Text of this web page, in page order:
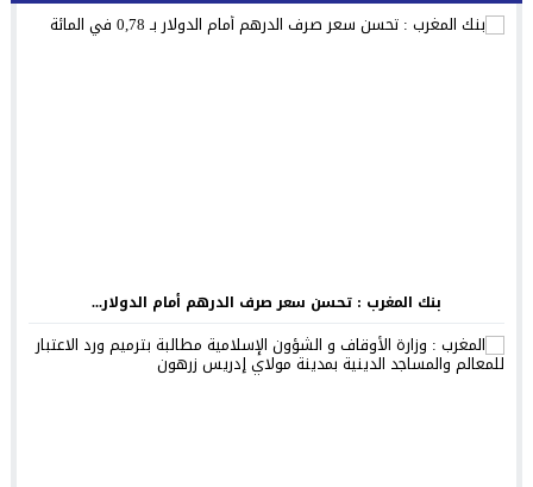
بنك المغرب : تحسن سعر صرف الدرهم أمام الدولار...